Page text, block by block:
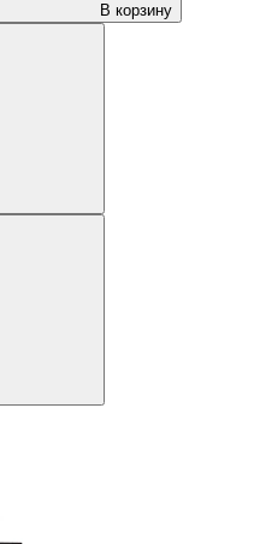
В корзину